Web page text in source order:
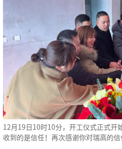
12月19日10时10分，开工仪式正式开
收到的是信任！再次感谢你对瑞高的信